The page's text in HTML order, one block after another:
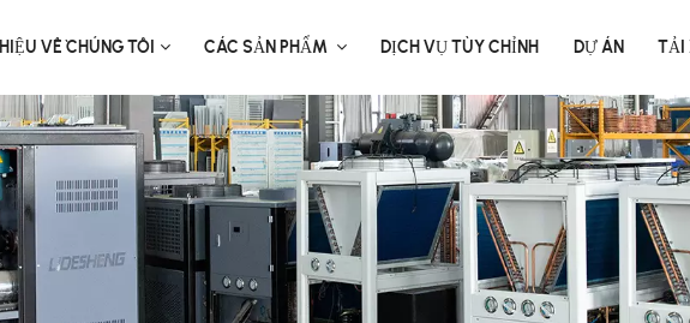
VỀ CHÚNG TÔI CÁC SẢN PHẨM DỊCH VỤ TÙY CHỈNH DỰ ÁN TẢI